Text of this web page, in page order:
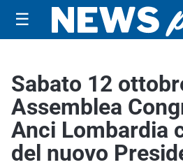
☰
Sabato 12
Assemblea
Anci Lombardia
del nuovo